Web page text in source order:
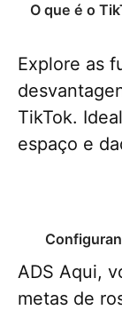
O que é o
Explore as
TikTok.
espaço e
ADS Aqui,
metas de